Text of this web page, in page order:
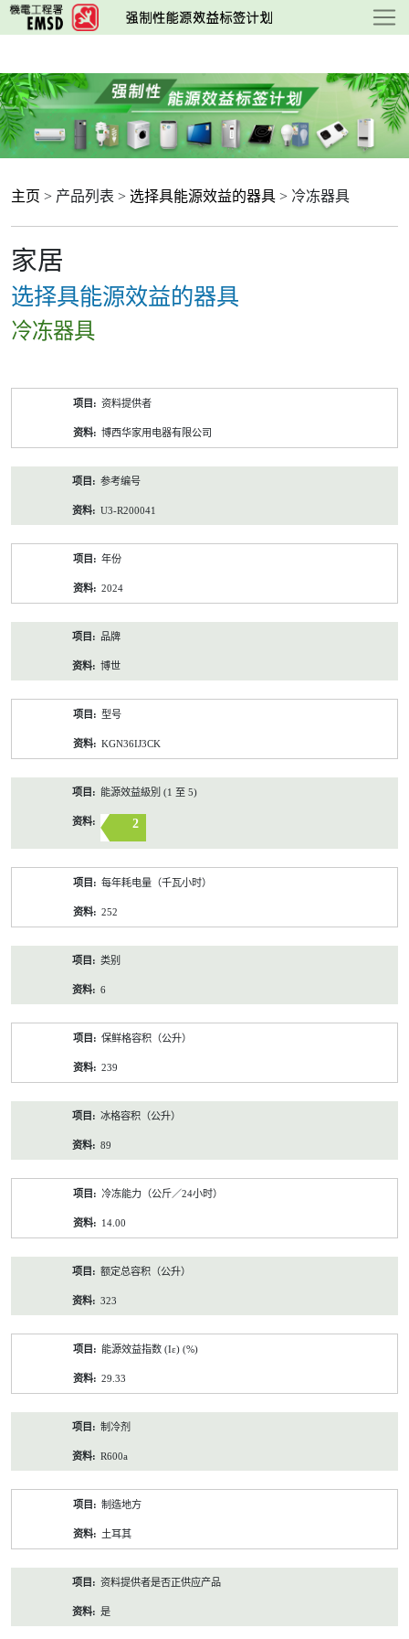
跳
至
要
内
容
主页 > 产品列表 > 选择具能源效益的器具 > 冷冻器具
家居
选择具能源效益的器具
冷冻器具
资料提供者
博西华家用电器有限公司
参考编号
U3-R200041
年份
2024
品牌
博世
型号
KGN36IJ3CK
能源效益級別 (1 至 5)
2
每年耗电量（千瓦小时）
252
类别
6
保鲜格容积（公升）
239
冰格容积（公升）
89
冷冻能力（公斤／24小时）
14.00
额定总容积（公升）
323
能源效益指数 (Iε) (%)
29.33
制冷剂
R600a
制造地方
土耳其
资料提供者是否正供应产品
是